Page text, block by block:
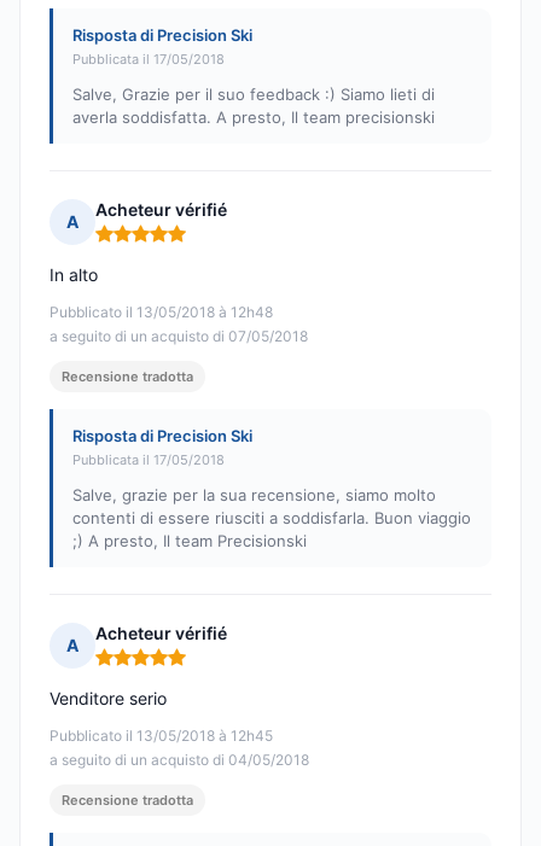
Risposta di Precision Ski
Pubblicata il 17/05/2018
Salve, Grazie per il suo feedback :) Siamo lieti di
averla soddisfatta. A presto, Il team precisionski
A
Acheteur vérifié
Nota: 5 su 5
Pubblicato il 13/05/2018 à 12h48
a seguito di un acquisto di 07/05/2018
In alto
Recensione tradotta
Risposta di Precision Ski
Pubblicata il 17/05/2018
Salve, grazie per la sua recensione, siamo molto
contenti di essere riusciti a soddisfarla. Buon viaggio
;) A presto, Il team Precisionski
A
Acheteur vérifié
Nota: 5 su 5
Pubblicato il 13/05/2018 à 12h45
a seguito di un acquisto di 04/05/2018
Venditore serio
Recensione tradotta